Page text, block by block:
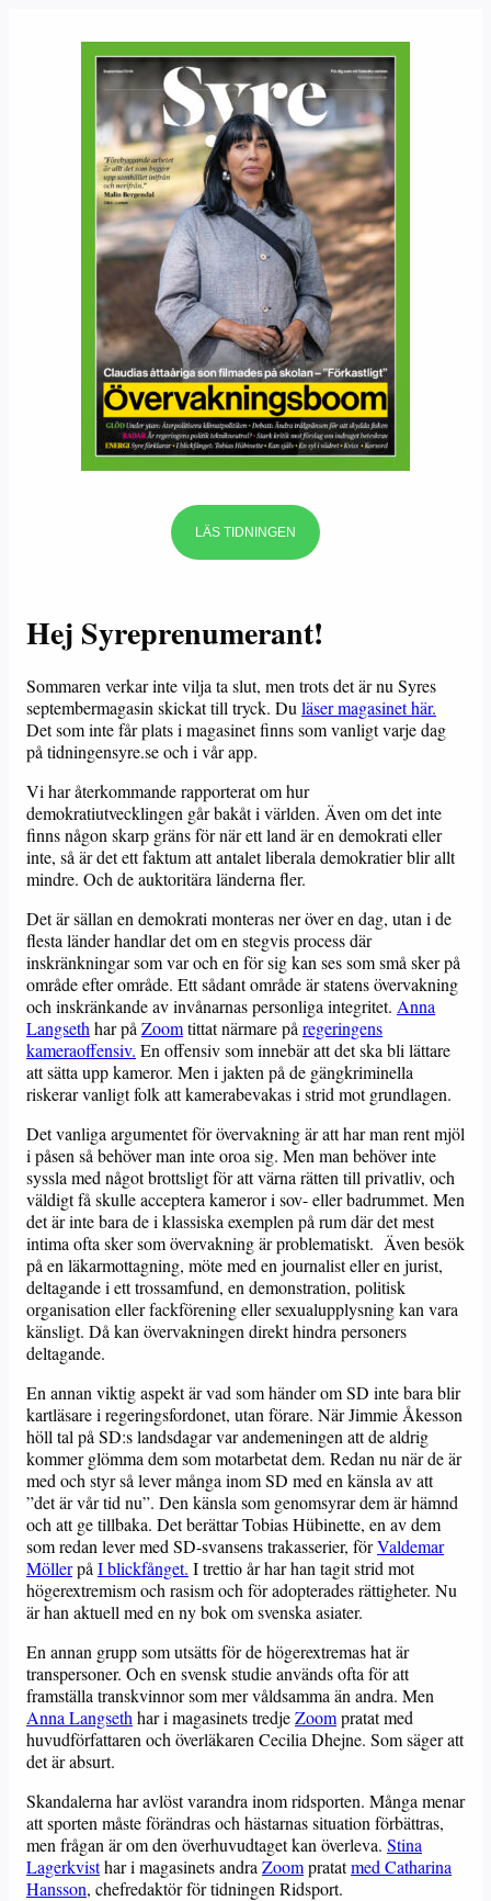
LÄS TIDNINGEN
Hej Syreprenumerant!
Sommaren verkar inte vilja ta slut, men trots det är nu Syres
septembermagasin skickat till tryck. Du läser magasinet här.
Det som inte får plats i magasinet finns som vanligt varje dag
på tidningensyre.se och i vår app.
Vi har återkommande rapporterat om hur
demokratiutvecklingen går bakåt i världen. Även om det inte
finns någon skarp gräns för när ett land är en demokrati eller
inte, så är det ett faktum att antalet liberala demokratier blir allt
mindre. Och de auktoritära länderna fler.
Det är sällan en demokrati monteras ner över en dag, utan i de
flesta länder handlar det om en stegvis process där
inskränkningar som var och en för sig kan ses som små sker på
område efter område. Ett sådant område är statens övervakning
och inskränkande av invånarnas personliga integritet. Anna
Langseth har på Zoomtittat närmare på regeringens
kameraoffensiv. En offensiv som innebär att det ska bli lättare
att sätta upp kameror. Men i jakten på de gängkriminella
riskerar vanligt folk att kamerabevakas i strid mot grundlagen.
Det vanliga argumentet för övervakning är att har man rent mjöl
i påsen så behöver man inte oroa sig. Men man behöver inte
syssla med något brottsligt för att värna rätten till privatliv, och
väldigt få skulle acceptera kameror i sov- eller badrummet. Men
det är inte bara de i klassiska exemplen på rum där det mest
intima ofta sker som övervakning är problematiskt. Även besök
på en läkarmottagning, möte med en journalist eller en jurist,
deltagande i ett trossamfund, en demonstration, politisk
organisation eller fackförening eller sexualupplysning kan vara
känsligt. Då kan övervakningen direkt hindra personers
deltagande.
En annan viktig aspekt är vad som händer om SD inte bara blir
kartläsare i regeringsfordonet, utan förare. När Jimmie Åkesson
höll tal på SD:s landsdagar var andemeningen att de aldrig
kommer glömma dem som motarbetat dem. Redan nu när de är
med och styr så lever många inom SD med en känsla av att
”det är vår tid nu”. Den känsla som genomsyrar dem är hämnd
och att ge tillbaka. Det berättar Tobias Hübinette, en av dem
som redan lever med SD-svansens trakasserier, förValdemar
Möllerpå I blickfånget. I trettio år har han tagit strid mot
högerextremism och rasism och för adopterades rättigheter. Nu
är han aktuell med en ny bok om svenska asiater.
En annan grupp som utsätts för de högerextremas hat är
transpersoner. Och en svensk studie används ofta för att
framställa transkvinnor som mer våldsamma än andra. Men
Anna Langseth har i magasinets tredjeZoompratat med
huvudförfattaren och överläkaren Cecilia Dhejne. Som säger att
det är absurt.
Skandalerna har avlöst varandra inom ridsporten. Många menar
att sporten måste förändras och hästarnas situation förbättras,
men frågan är om den överhuvudtaget kan överleva. Stina
Lagerkvisthar i magasinets andra Zoompratatmed Catharina
Hansson, chefredaktör för tidningen Ridsport.